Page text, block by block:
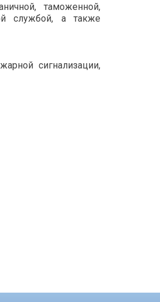
таможенной,
службой, а также
сигнализации,